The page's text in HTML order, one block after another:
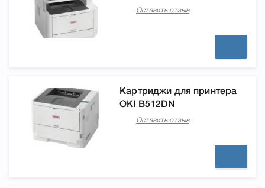
Оставить отзыв
Картриджи для принтера
OKI B512DN
Оставить отзыв